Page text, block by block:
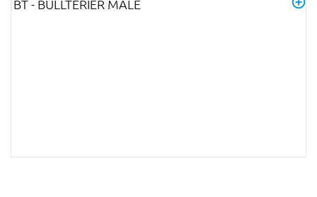
BT - BULLTERIER MALE